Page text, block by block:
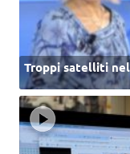
Troppi satelliti